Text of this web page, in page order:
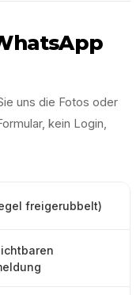
uns die Fotos oder
kein Login,
freigerubbelt)